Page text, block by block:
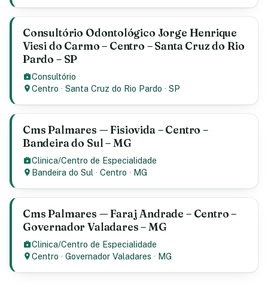
Consultório Odontológico Jorge Henrique
Viesi do Carmo – Centro – Santa Cruz do Rio
Pardo – SP
Consultório
Centro ·Santa Cruz do Rio Pardo ·SP
Cms Palmares — Fisiovida – Centro –
Bandeira do Sul – MG
Clinica/Centro de Especialidade
Bandeira do Sul ·Centro · MG
Cms Palmares — Faraj Andrade – Centro –
Governador Valadares – MG
Clinica/Centro de Especialidade
Centro ·Governador Valadares · MG